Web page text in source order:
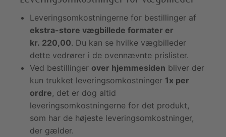
Leveringsomkostningerne for bestillinger af
ekstra-store vægbillede formater er
kr. 220,00. Du kan se hvilke vægbilleder
dette vedrører i de ovennævnte prislister.
Ved bestillinger over hjemmesiden bliver der
kun trukket leveringsomkostninger 1x per
ordre, det er dog altid
leveringsomkostningerne for det produkt,
som har de højeste leveringsomkostninger,
der gælder.